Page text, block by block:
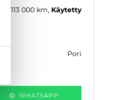
113 000 km Käytetty
pori
WHATSAPP